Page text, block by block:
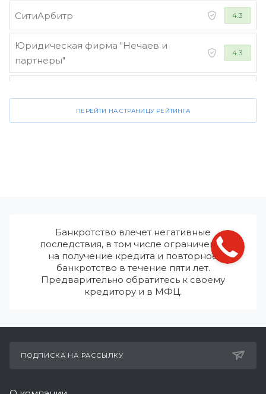
СитиАрбитр 4.3
Юридическая фирма "Нечаев и
партнеры"
4.3
ПЕРЕЙТИ НА СТРАНИЦУ РЕЙТИНГА
Банкротство влечет негативные
последствия, в том числе ограничения
на получение кредита и повторное
банкротство в течение пяти лет.
Предварительно обратитесь к своему
кредитору и в МФЦ.
ПОДПИСКА НА РАССЫЛКУ